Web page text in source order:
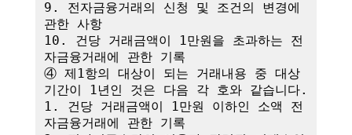
9. 전자금융거래의 신청 및 조건의 변경에
관한 사항
10. 건당 거래금액이 1만원을 초과하는 전
자금융거래에 관한 기록
④ 제1항의 대상이 되는 거래내용 중 대상
기간이 1년인 것은 다음 각 호와 같습니다.
1. 건당 거래금액이 1만원 이하인 소액 전
자금융거래에 관한 기록